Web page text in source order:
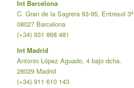
Int Barcelona
C. Gran de la Sagrera 93-95, Entresol 3ª
08027 Barcelona
(+34) 931 868 481
Int Madrid
Antonio López Aguado, 4 bajo dcha.
28029 Madrid
(+34) 911 610 143